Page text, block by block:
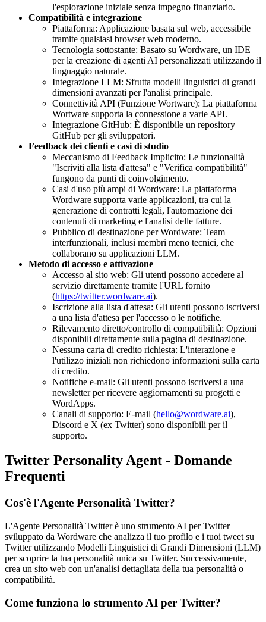
l'esplorazione iniziale senza impegno finanziario.
Compatibilità e integrazione
Piattaforma: Applicazione basata sul web, accessibile
tramite qualsiasi browser web moderno.
Tecnologia sottostante: Basato su Wordware, un IDE
per la creazione di agenti AI personalizzati utilizzando il
linguaggio naturale.
Integrazione LLM: Sfrutta modelli linguistici di grandi
dimensioni avanzati per l'analisi principale.
Connettività API (Funzione Wortware): La piattaforma
Wortware supporta la connessione a varie API.
Integrazione GitHub: È disponibile un repository
GitHub per gli sviluppatori.
Feedback dei clienti e casi di studio
Meccanismo di Feedback Implicito: Le funzionalità
"Iscriviti alla lista d'attesa" e "Verifica compatibilità"
fungono da punti di coinvolgimento.
Casi d'uso più ampi di Wordware: La piattaforma
Wordware supporta varie applicazioni, tra cui la
generazione di contratti legali, l'automazione dei
contenuti di marketing e l'analisi delle fatture.
Pubblico di destinazione per Wordware: Team
interfunzionali, inclusi membri meno tecnici, che
collaborano su applicazioni LLM.
Metodo di accesso e attivazione
Accesso al sito web: Gli utenti possono accedere al
servizio direttamente tramite l'URL fornito
(https://twitter.wordware.ai).
Iscrizione alla lista d'attesa: Gli utenti possono iscriversi
a una lista d'attesa per l'accesso o le notifiche.
Rilevamento diretto/controllo di compatibilità: Opzioni
disponibili direttamente sulla pagina di destinazione.
Nessuna carta di credito richiesta: L'interazione e
l'utilizzo iniziali non richiedono informazioni sulla carta
di credito.
Notifiche e-mail: Gli utenti possono iscriversi a una
newsletter per ricevere aggiornamenti su progetti e
WordApps.
Canali di supporto: E-mail (hello@wordware.ai),
Discord e X (ex Twitter) sono disponibili per il
supporto.
Twitter Personality Agent - Domande
Frequenti
Cos'è l'Agente Personalità Twitter?
L'Agente Personalità Twitter è uno strumento AI per Twitter
sviluppato da Wordware che analizza il tuo profilo e i tuoi tweet su
Twitter utilizzando Modelli Linguistici di Grandi Dimensioni (LLM)
per scoprire la tua personalità unica su Twitter. Successivamente,
crea un sito web con un'analisi dettagliata della tua personalità o
compatibilità.
Come funziona lo strumento AI per Twitter?